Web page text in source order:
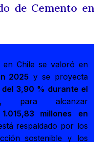
de Cemento en
en Chile se valoró en
2025 y se proyecta
del 3,90 % durante el
, para alcanzar
1.015,83 millones en
respaldado por los
sostenible y los